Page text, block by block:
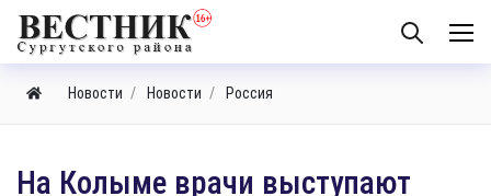
Новости Новости Россия
​На Колыме врачи выступают